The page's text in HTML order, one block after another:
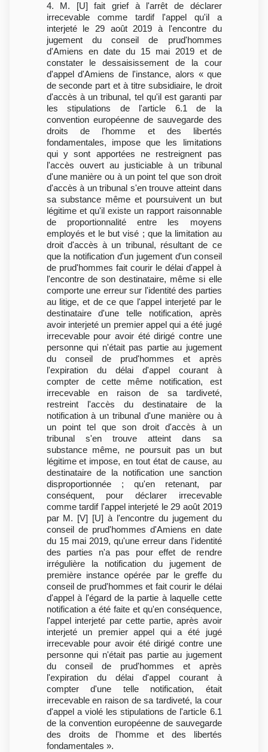
4. M. [U] fait grief à l'arrêt de déclarer
irrecevable comme tardif l'appel qu'il a
interjeté le 29 août 2019 à l'encontre du
jugement du conseil de prud'hommes
d'Amiens en date du 15 mai 2019 et de
constater le dessaisissement de la cour
d'appel d'Amiens de l'instance, alors « que
de seconde part et à titre subsidiaire, le droit
d'accès à un tribunal, tel qu'il est garanti par
les stipulations de l'article 6.1 de la
convention européenne de sauvegarde des
droits de l'homme et des libertés
fondamentales, impose que les limitations
qui y sont apportées ne restreignent pas
l'accès ouvert au justiciable à un tribunal
d'une manière ou à un point tel que son droit
d'accès à un tribunal s'en trouve atteint dans
sa substance même et poursuivent un but
légitime et qu'il existe un rapport raisonnable
de proportionnalité entre les moyens
employés et le but visé ; que la limitation au
droit d'accès à un tribunal, résultant de ce
que la notification d'un jugement d'un conseil
de prud'hommes fait courir le délai d'appel à
l'encontre de son destinataire, même si elle
comporte une erreur sur l'identité des parties
au litige, et de ce que l'appel interjeté par le
destinataire d'une telle notification, après
avoir interjeté un premier appel qui a été jugé
irrecevable pour avoir été dirigé contre une
personne qui n'était pas partie au jugement
du conseil de prud'hommes et après
l'expiration du délai d'appel courant à
compter de cette même notification, est
irrecevable en raison de sa tardiveté,
restreint l'accès du destinataire de la
notification à un tribunal d'une manière ou à
un point tel que son droit d'accès à un
tribunal s'en trouve atteint dans sa
substance même, ne poursuit pas un but
légitime et impose, en tout état de cause, au
destinataire de la notification une sanction
disproportionnée ; qu'en retenant, par
conséquent, pour déclarer irrecevable
comme tardif l'appel interjeté le 29 août 2019
par M. [V] [U] à l'encontre du jugement du
conseil de prud'hommes d'Amiens en date
du 15 mai 2019, qu'une erreur dans l'identité
des parties n'a pas pour effet de rendre
irrégulière la notification du jugement de
première instance opérée par le greffe du
conseil de prud'hommes et fait courir le délai
d'appel à l'égard de la partie à laquelle cette
notification a été faite et qu'en conséquence,
l'appel interjeté par cette partie, après avoir
interjeté un premier appel qui a été jugé
irrecevable pour avoir été dirigé contre une
personne qui n'était pas partie au jugement
du conseil de prud'hommes et après
l'expiration du délai d'appel courant à
compter d'une telle notification, était
irrecevable en raison de sa tardiveté, la cour
d'appel a violé les stipulations de l'article 6.1
de la convention européenne de sauvegarde
des droits de l'homme et des libertés
fondamentales ».